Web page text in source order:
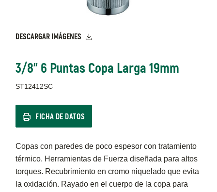
DESCARGAR IMÁGENES
3/8" 6 Puntas Copa Larga 19mm
ST12412SC
FICHA DE DATOS
Copas con paredes de poco espesor con tratamiento
térmico. Herramientas de Fuerza diseñada para altos
torques. Recubrimiento en cromo niquelado que evita
la oxidación. Rayado en el cuerpo de la copa para